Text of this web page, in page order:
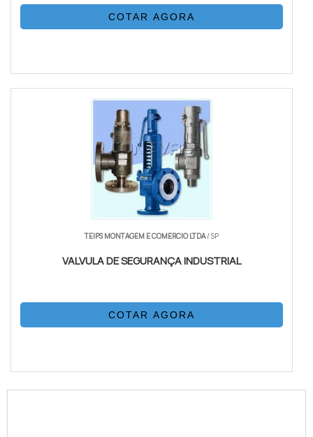
COTAR AGORA
TEIPS MONTAGEM E COMERCIO LTDA/ SP
VALVULA DE SEGURANÇA INDUSTRIAL
COTAR AGORA